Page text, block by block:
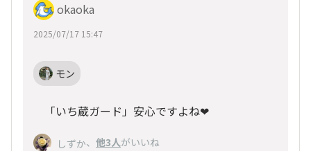
okaoka
2025/07/17 15:47
モン
「いち蔵ガード」安心ですよね❤
しずか、 他3人がいいね